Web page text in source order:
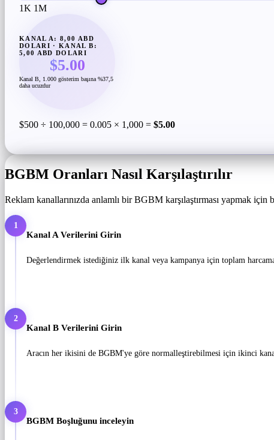
1K 1M
KANAL A: 8,00 ABD
DOLARI · KANAL B:
5,00 ABD DOLARI
$5.00
Kanal B, 1.000 gösterim başına %37,5
daha ucuzdur
$500 ÷ 100,000 = 0.005 × 1,000 = $5.00
BGBM Oranları Nasıl Karşılaştırılır
Reklam kanallarınızda anlamlı bir BGBM karşılaştırması yapmak için
1
Kanal A Verilerini Girin
Değerlendirmek istediğiniz ilk kanal veya kampanya için toplam
2
Kanal B Verilerini Girin
Aracın her ikisini de BGBM'ye göre normalleştirebilmesi için ikinci
3
BGBM Boşluğunu inceleyin